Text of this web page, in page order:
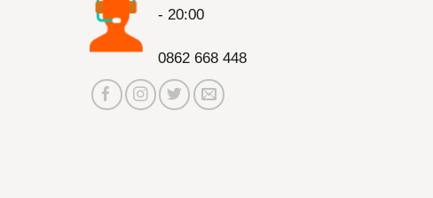
- 20:00
0862 668 448